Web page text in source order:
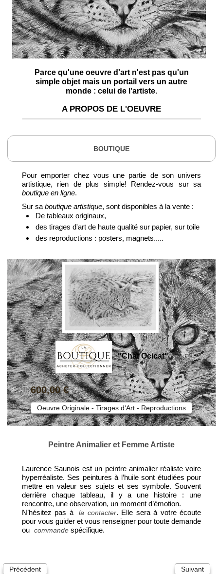
Parce qu'une oeuvre d'art n'est pas qu'un
simple objet mais un portail vers un autre
monde : celui de l'artiste.
A PROPOS DE L'OEUVRE
BOUTIQUE
Pour emporter chez vous une partie de son univers
artistique, rien de plus simple! Rendez-vous sur sa
boutique en ligne.
Sur sa boutique artistique, sont disponibles à la vente :
De tableaux originaux,
des tirages d'art de haute qualité sur papier, sur toile
des reproductions : posters, magnets.....
"Chat Ocicat"
600,00 €
Oeuvre Originale - Tirages d'Art - Reproductions
Peintre Animalier et Femme Artiste
Laurence Saunois est un peintre animalier réaliste voire
hyperréaliste. Ses peintures à l’huile sont étudiées pour
mettre en valeur ses sujets et ses symbole. Souvent
derrière chaque tableau, il y a une histoire : une
rencontre, une observation, un moment d’émotion.
N’hésitez pas à
la contacter. Elle sera à votre écoute
pour vous guider et vous renseigner pour toute demande
ou commande spécifique.
Précédent Suivant